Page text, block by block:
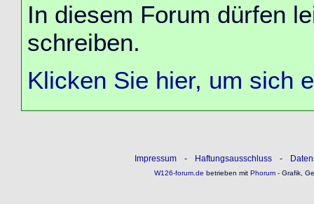
In diesem Forum dürfen
schreiben.
Klicken Sie hier, um sich
Impressum - Haftungsausschluss -
W126-forum.de betrieben mitPhorum- Grafik,